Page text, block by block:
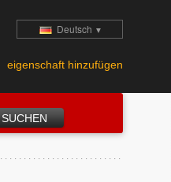
Deutsch ▼
eigenschaft hinzufügen